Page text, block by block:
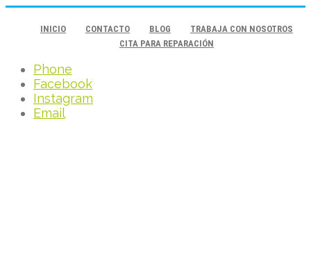
INICIO CONTACTO BLOG
TRABAJA CON NOSOTROS
CITA PARA REPARACIÓN
Phone
Facebook
Instagram
Email